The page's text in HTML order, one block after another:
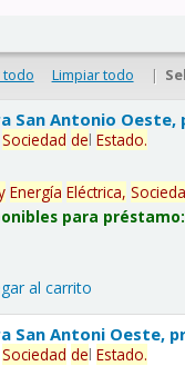
todo Limpiar todo |
San Antonio Oeste,
Sociedad delEstado.
Energía Eléctrica,
para
al carrito
San Antoni Oeste,
Sociedad delEstado.